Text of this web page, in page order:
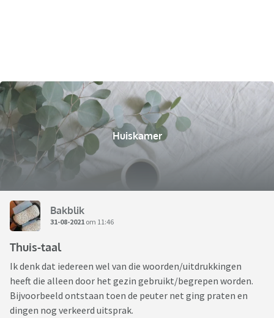
Huiskamer
Bakblik
31-08-2021 om 11:46
Thuis-taal
Ik denk dat iedereen wel van die woorden/uitdrukkingen
heeft die alleen door het gezin gebruikt/begrepen worden.
Bijvoorbeeld ontstaan toen de peuter net ging praten en
dingen nog verkeerd uitsprak.